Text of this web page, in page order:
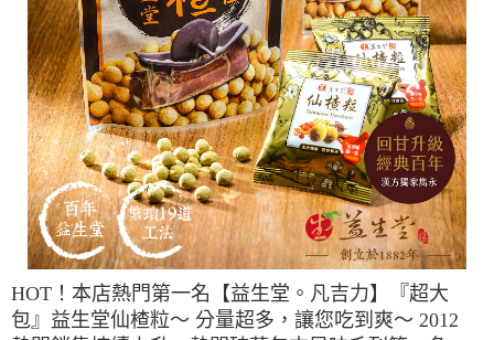
HOT！本店熱門第一名【益生堂。凡吉力】『超大
包』益生堂仙楂粒～ 分量超多，讓您吃到爽～ 2012